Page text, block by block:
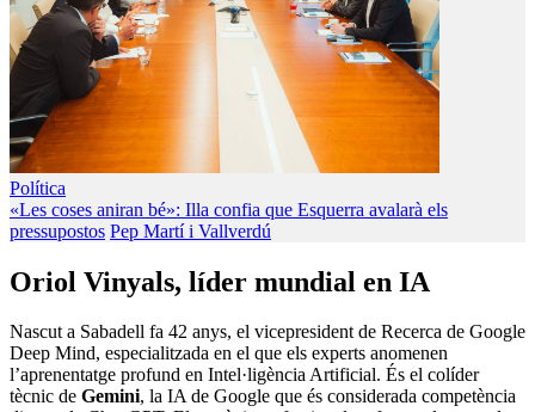
Política
«Les coses aniran bé»: Illa confia que Esquerra avalarà els
pressupostos Pep Martí i Vallverdú
Oriol Vinyals, líder mundial en IA
Nascut a Sabadell fa 42 anys, el vicepresident de Recerca de Google
Deep Mind, especialitzada en el que els experts anomenen
l’aprenentatge profund en Intel·ligència Artificial. És el colíder
tècnic de Gemini, la IA de Google que és considerada competència